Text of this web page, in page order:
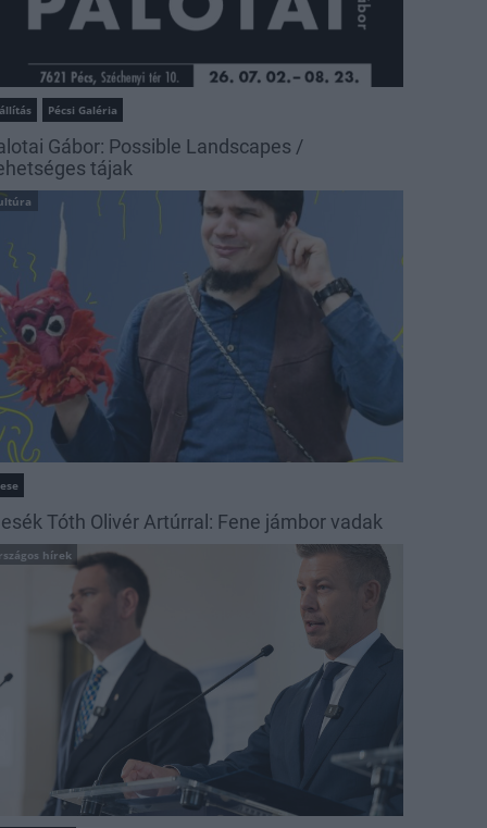
Pécsi Galéria
Gábor: Possible Landscapes /
tájak
Tóth Olivér Artúrral: Fene jámbor vadak
hírek